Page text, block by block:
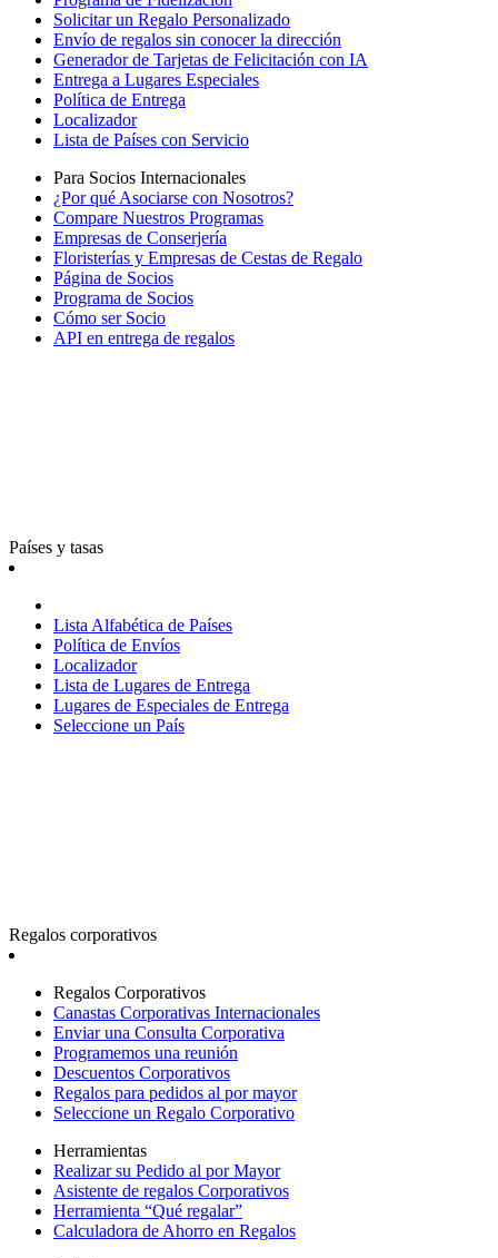
Solicitar un Regalo Personalizado
Envío de regalos sin conocer la dirección
Generador de Tarjetas de Felicitación con IA
Entrega a Lugares Especiales
Política de Entrega
Localizador
Lista de Países con Servicio
Para Socios Internacionales
¿Por qué Asociarse con Nosotros?
Compare Nuestros Programas
Empresas de Conserjería
Floristerías y Empresas de Cestas de Regalo
Página de Socios
Programa de Socios
Cómo ser Socio
API en entrega de regalos
Países y tasas
Lista Alfabética de Países
Política de Envíos
Localizador
Lista de Lugares de Entrega
Lugares de Especiales de Entrega
Seleccione un País
Regalos corporativos
Regalos Corporativos
Canastas Corporativas Internacionales
Enviar una Consulta Corporativa
Programemos una reunión
Descuentos Corporativos
Regalos para pedidos al por mayor
Seleccione un Regalo Corporativo
Herramientas
Realizar su Pedido al por Mayor
Asistente de regalos Corporativos
Herramienta “Qué regalar”
Calculadora de Ahorro en Regalos